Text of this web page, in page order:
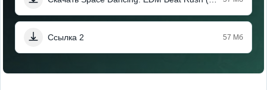
Ссылка 2 57 Мб